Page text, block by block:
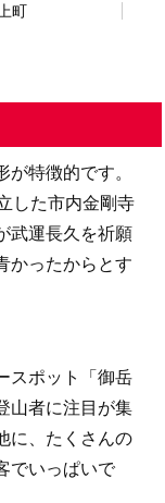
上町
特徴的です。
した市内金剛寺
武運長久を祈願
かったからとす
スポット「御岳
山者に注目が集
に、たくさんの
でいっぱいで